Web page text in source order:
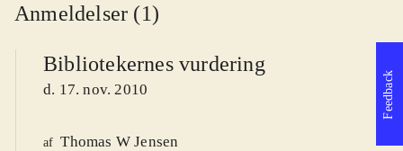
Anmeldelser (1)
Bibliotekernes vurdering
d. 17. nov. 2010
af Thomas W Jensen
Feedback